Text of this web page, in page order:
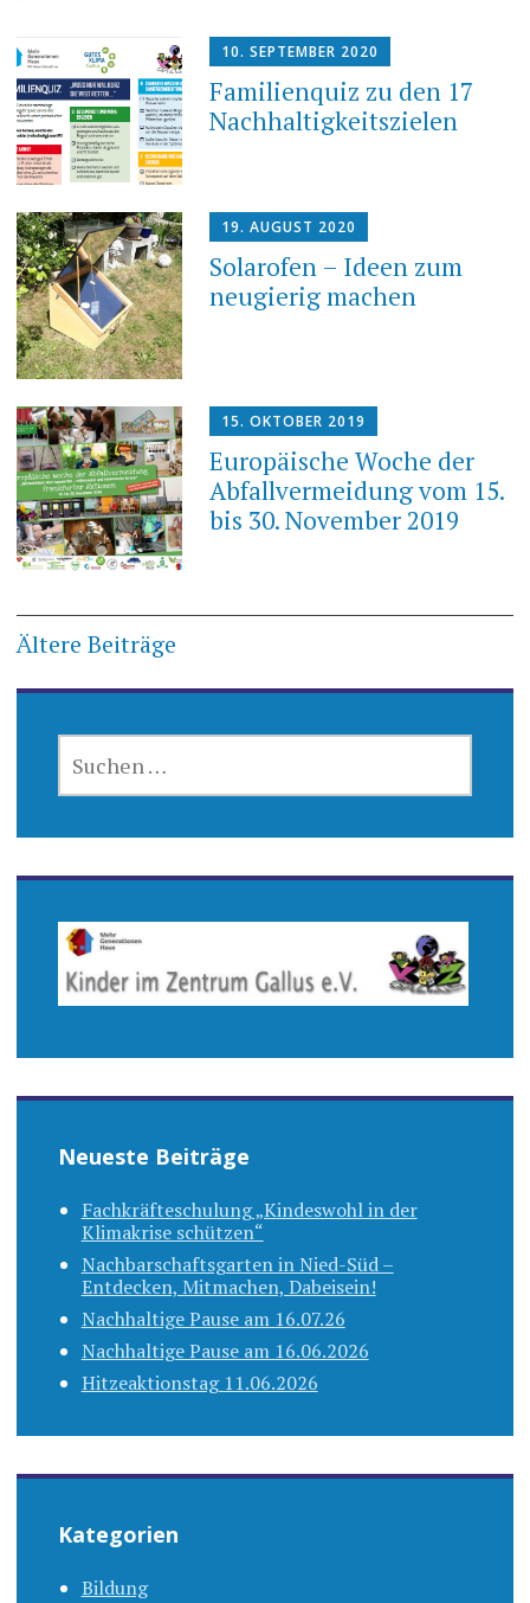
10. SEPTEMBER 2020
Familienquiz zu den 17
Nachhaltigkeitszielen
19. AUGUST 2020
Solarofen – Ideen zum
neugierig machen
15. OKTOBER 2019
Europäische Woche der
Abfallvermeidung vom 15.
bis 30. November 2019
Beitragsnavigation
Ältere Beiträge
NACH:
Neueste Beiträge
Fachkräfteschulung „Kindeswohl in der
Klimakrise schützen“
Nachbarschaftsgarten in Nied-Süd –
Entdecken, Mitmachen, Dabeisein!
Nachhaltige Pause am 16.07.26
Nachhaltige Pause am 16.06.2026
Hitzeaktionstag 11.06.2026
Kategorien
Bildung